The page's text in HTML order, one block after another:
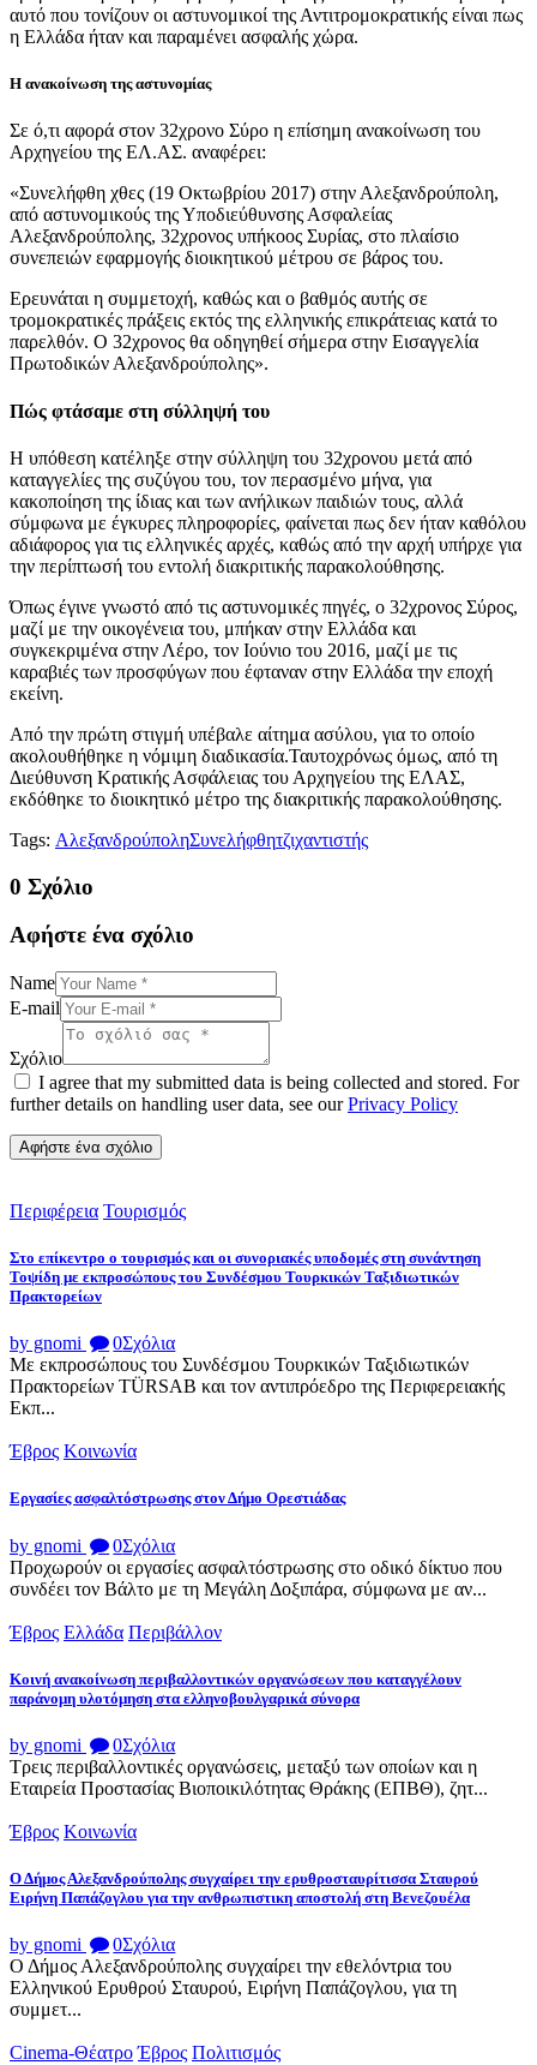
αυτό που τονίζουν οι αστυνομικοί της Αντιτρομοκρατικής είναι πως
η Ελλάδα ήταν και παραμένει ασφαλής χώρα.
Η ανακοίνωση της αστυνομίας
Σε ό,τι αφορά στον 32χρονο Σύρο η επίσημη ανακοίνωση του
Αρχηγείου της ΕΛ.ΑΣ. αναφέρει:
«Συνελήφθη χθες (19 Οκτωβρίου 2017) στην Αλεξανδρούπολη,
από αστυνομικούς της Υποδιεύθυνσης Ασφαλείας
Αλεξανδρούπολης, 32χρονος υπήκοος Συρίας, στο πλαίσιο
συνεπειών εφαρμογής διοικητικού μέτρου σε βάρος του.
Ερευνάται η συμμετοχή, καθώς και ο βαθμός αυτής σε
τρομοκρατικές πράξεις εκτός της ελληνικής επικράτειας κατά το
παρελθόν. Ο 32χρονος θα οδηγηθεί σήμερα στην Εισαγγελία
Πρωτοδικών Αλεξανδρούπολης».
Πώς φτάσαμε στη σύλληψή του
Η υπόθεση κατέληξε στην σύλληψη του 32χρονου μετά από
καταγγελίες της συζύγου του, τον περασμένο μήνα, για
κακοποίηση της ίδιας και των ανήλικων παιδιών τους, αλλά
σύμφωνα με έγκυρες πληροφορίες, φαίνεται πως δεν ήταν καθόλου
αδιάφορος για τις ελληνικές αρχές, καθώς από την αρχή υπήρχε για
την περίπτωσή του εντολή διακριτικής παρακολούθησης.
Όπως έγινε γνωστό από τις αστυνομικές πηγές, ο 32χρονος Σύρος,
μαζί με την οικογένεια του, μπήκαν στην Ελλάδα και
συγκεκριμένα στην Λέρο, τον Ιούνιο του 2016, μαζί με τις
καραβιές των προσφύγων που έφταναν στην Ελλάδα την εποχή
εκείνη.
Από την πρώτη στιγμή υπέβαλε αίτημα ασύλου, για το οποίο
ακολουθήθηκε η νόμιμη διαδικασία.Ταυτοχρόνως όμως, από τη
Διεύθυνση Κρατικής Ασφάλειας του Αρχηγείου της ΕΛΑΣ,
εκδόθηκε το διοικητικό μέτρο της διακριτικής παρακολούθησης.
Tags: ΑλεξανδρούποληΣυνελήφθητζιχαντιστής
0 Σχόλιο
Αφήστε ένα σχόλιο
Name
E-mail
Σχόλιο
I agree that my submitted data is being collected and stored. For
further details on handling user data, see ourPrivacy Policy
Περιφέρεια Τουρισμός
Στο επίκεντρο ο τουρισμός και οι συνοριακές υποδομές στη συνάντηση
Τοψίδη με εκπροσώπους του Συνδέσμου Τουρκικών Ταξιδιωτικών
Πρακτορείων
by gnomi 0Σχόλια
Με εκπροσώπους του Συνδέσμου Τουρκικών Ταξιδιωτικών
Πρακτορείων TÜRSAB και τον αντιπρόεδρο της Περιφερειακής
Εκπ...
Έβρος Κοινωνία
Εργασίες ασφαλτόστρωσης στον Δήμο Ορεστιάδας
by gnomi 0Σχόλια
Προχωρούν οι εργασίες ασφαλτόστρωσης στο οδικό δίκτυο που
συνδέει τον Βάλτο με τη Μεγάλη Δοξιπάρα, σύμφωνα με αν...
Έβρος Ελλάδα Περιβάλλον
Κοινή ανακοίνωση περιβαλλοντικών οργανώσεων που καταγγέλουν
παράνομη υλοτόμηση στα ελληνοβουλγαρικά σύνορα
by gnomi 0Σχόλια
Τρεις περιβαλλοντικές οργανώσεις, μεταξύ των οποίων και η
Εταιρεία Προστασίας Βιοποικιλότητας Θράκης (ΕΠΒΘ), ζητ...
Έβρος Κοινωνία
Ο Δήμος Αλεξανδρούπολης συγχαίρει την ερυθροσταυρίτισσα Σταυρού
Ειρήνη Παπάζογλου για την ανθρωπιστικη αποστολή στη Βενεζουέλα
by gnomi 0Σχόλια
Ο Δήμος Αλεξανδρούπολης συγχαίρει την εθελόντρια του
Ελληνικού Ερυθρού Σταυρού, Ειρήνη Παπάζογλου, για τη
συμμετ...
Cinema-Θέατρο Έβρος Πολιτισμός